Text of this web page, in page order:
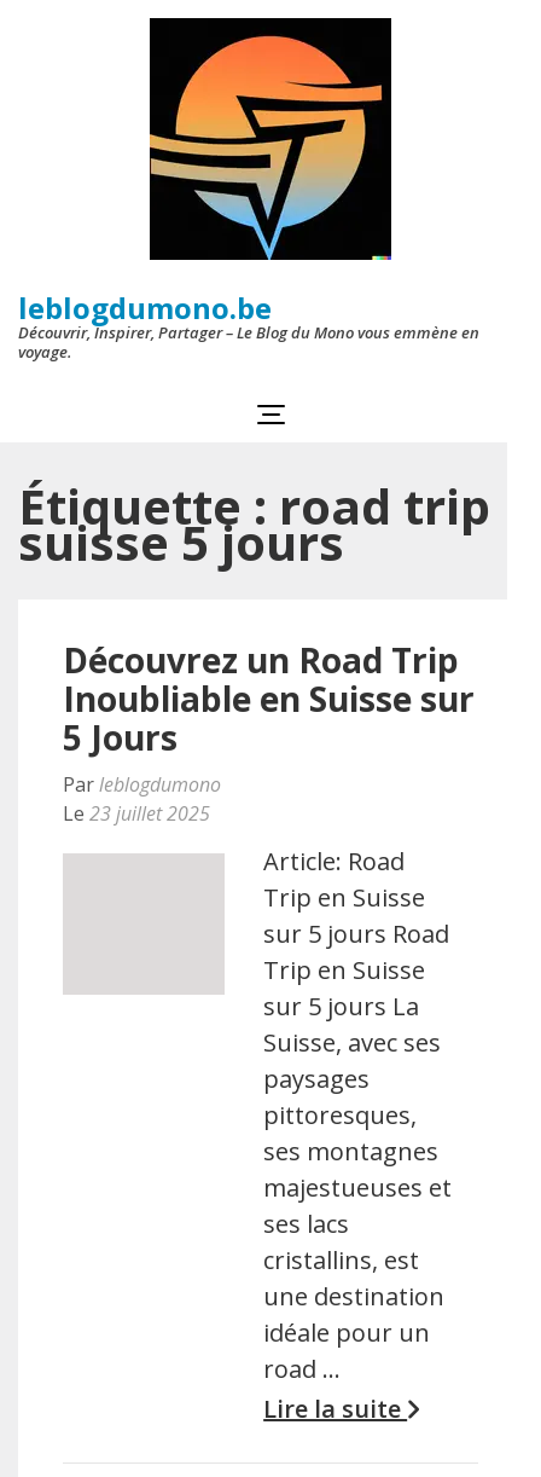
leblogdumono.be
Découvrir, Inspirer, Partager – Le Blog du Mono vous emmène en
voyage.
Étiquette : road trip
suisse 5 jours
Découvrez un Road Trip
Inoubliable en Suisse sur
5 Jours
Parleblogdumono
Le 23 juillet 2025
Article: Road
Trip en Suisse
sur 5 jours Road
Trip en Suisse
sur 5 jours La
Suisse, avec ses
paysages
pittoresques,
ses montagnes
majestueuses et
ses lacs
cristallins, est
une destination
idéale pour un
road …
Lire la suite